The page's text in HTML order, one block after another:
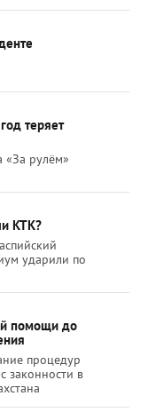
теряет
«За рулём»
КТК?
ударили по
помощи до
процедур
законности в